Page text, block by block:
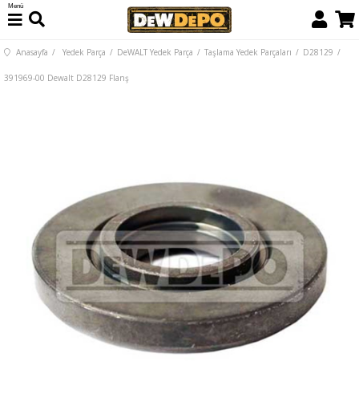
Menü
Anasayfa Yedek Parça DeWALT Yedek Parça Taşlama Yedek Parçaları D28129
391969-00 Dewalt D28129 Flanş